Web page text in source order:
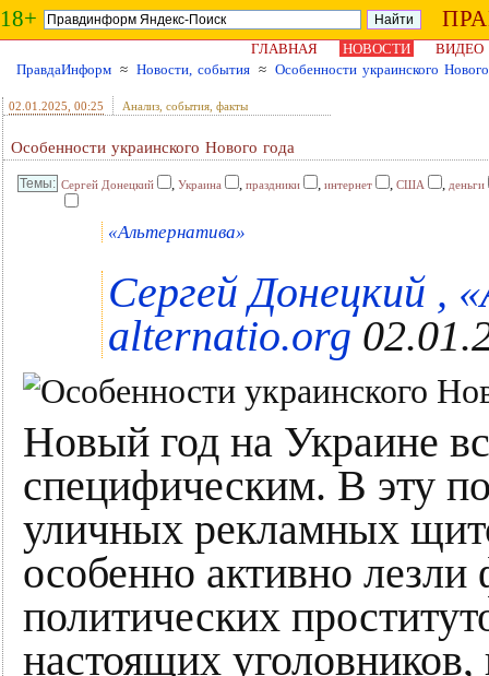
18+
ГЛАВНАЯ НОВОСТИ
ВИДЕО
ПравдаИнформ ≈ Новости, события ≈ Особенности украинского
02.01.2025 , 00:25 Анализ, события, факты
Особенности украинского Нового года
Сергей Донецкий , Украина , праздники , интернет , США , деньги
«Альтернатива»
Сергей Донецкий ,
alternatio.org
Новый год на Украине
специфическим. В эту
уличных рекламных
особенно активно
политических
настоящих